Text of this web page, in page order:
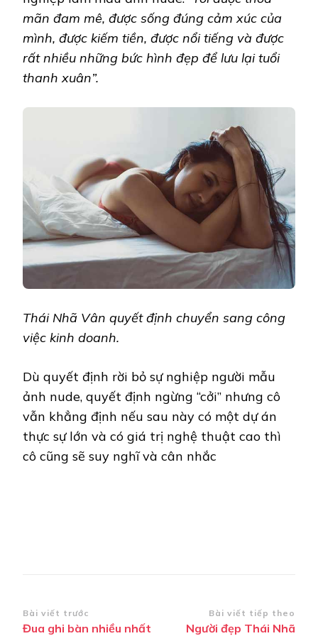
mãn đam mê, được sống đúng cảm xúc của
mình, được kiếm tiền, được nổi tiếng và được
rất nhiều những bức hình đẹp để lưu lại tuổi
thanh xuân”.
Thái Nhã Vân quyết định chuyển sang công
việc kinh doanh.
Dù quyết định rời bỏ sự nghiệp người mẫu
ảnh nude, quyết định ngừng “cởi” nhưng cô
vẫn khẳng định nếu sau này có một dự án
thực sự lớn và có giá trị nghệ thuật cao thì
cô cũng sẽ suy nghĩ và cân nhắc
Điều
Bài viết trước
Đua ghi bàn nhiều nhất
Bài viết tiếp theo
Người đẹp Thái Nhã